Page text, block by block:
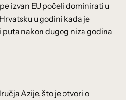
izvan EU počeli dominirati u
u godini kada je
nakon dugog niza godina
Azije, što je otvorilo